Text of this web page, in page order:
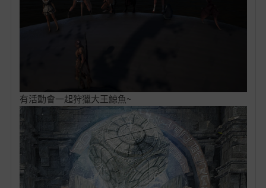
有活動會一起狩獵大王鯨魚~